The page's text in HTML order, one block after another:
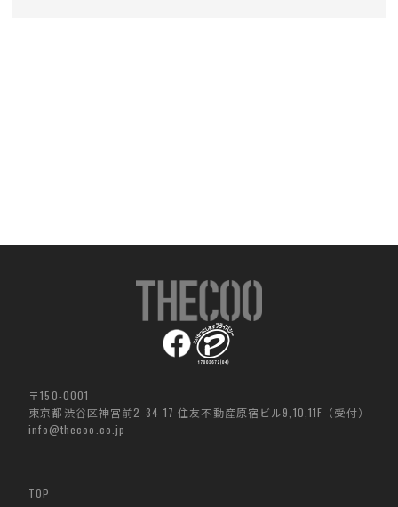
〒150-0001
東京都渋谷区神宮前2-34-17住友不動産原宿ビル9,10,11F （受付）
info@thecoo.co.jp
TOP